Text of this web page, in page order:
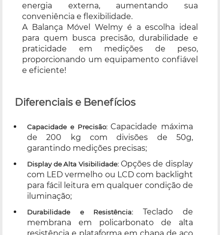
energia externa, aumentando sua
conveniência e flexibilidade.
A Balança Móvel Welmy é a escolha ideal
para quem busca precisão, durabilidade e
praticidade em medições de peso,
proporcionando um equipamento confiável
e eficiente!
Diferenciais e Benefícios
Capacidade e Precisão:Capacidade máxima
de 200 kg com divisões de 50g,
garantindo medições precisas;
Display de Alta Visibilidade: Opções de display
com LED vermelho ou LCD com backlight
para fácil leitura em qualquer condição de
iluminação;
Durabilidade e Resistência: Teclado de
membrana em policarbonato de alta